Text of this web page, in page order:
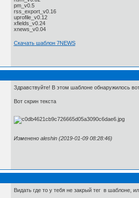
pm_v0.5
rss_export_v0.16
uprofile_v0.12
xfields_v0.24
xnews_v0.04
Скачать шаблон 7NEWS
Здравствуйте! В этом шаблоне обнаружилось
Вот скрин текста
Изменено aleshin (2019-01-09 08:28:46)
Видать где то у тебя не закрый тег в шаблоне,